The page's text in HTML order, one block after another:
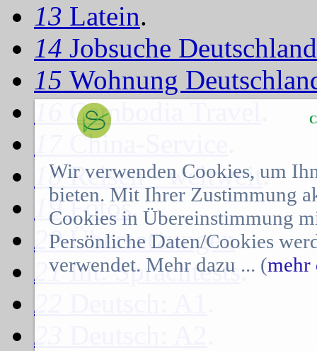
13 Latein.
14 Jobsuche Deutschland
15 Wohnung
Cambodia Travel
China-Service
18Reisen - weltweit.
19Fotos.
20Übersetzungen.
21Int. Sprachtests .
22
23
Wir verwenden Cookies, um
bieten. Mit Ihrer Zustimmung
Cookies in Übereinstimmung
Persönliche Daten/Cookies
verwendet. Mehr dazu ... (mehr